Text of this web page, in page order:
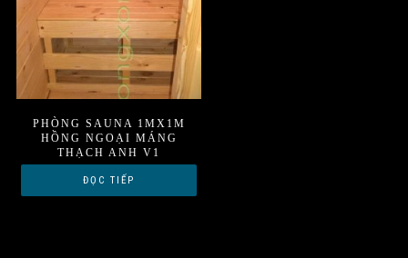
PHÒNG SAUNA 1MX1M
HỒNG NGOẠI MÁNG
THẠCH ANH V1
ĐỌC TIẾP